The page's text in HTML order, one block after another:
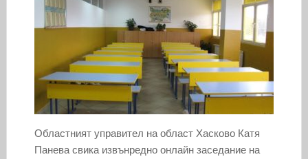
Областният управител на област Хасково Катя
Панева свика извънредно онлайн заседание на